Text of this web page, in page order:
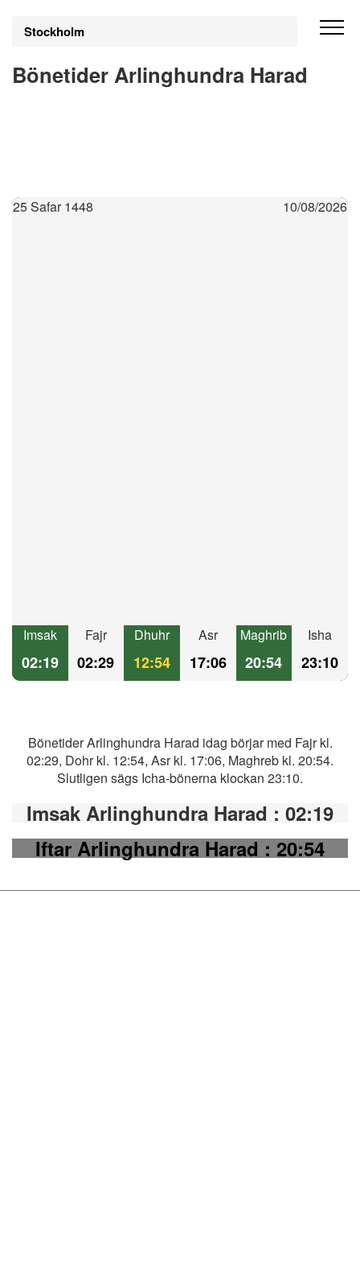
Stockholm
Bönetider Arlinghundra Harad
25 Safar 1448 10/08/2026
Imsak
02:19
Fajr
02:29
Dhuhr
12:54
Asr
17:06
Maghrib
20:54
Isha
23:10
Bönetider Arlinghundra Harad idag börjar med Fajr kl.
02:29, Dohr kl. 12:54, Asr kl. 17:06, Maghreb kl. 20:54.
Slutligen sägs Icha-bönerna klockan 23:10.
Imsak Arlinghundra Harad : 02:19
Iftar Arlinghundra Harad: 20:54